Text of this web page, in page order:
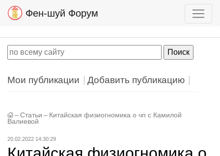
Фен-шуй Форум
Мои публикации Добавить публикацию
– Статьи – Китайская физиогномика о чп с Камилой
Валиевой
20.02.2022 14:30:29